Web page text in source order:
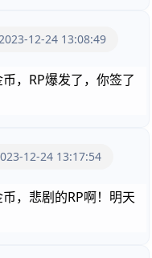
2023-12-24 13:08:49
，RP爆发了，你签了
12-24 13:17:54
，悲剧的RP啊！明天